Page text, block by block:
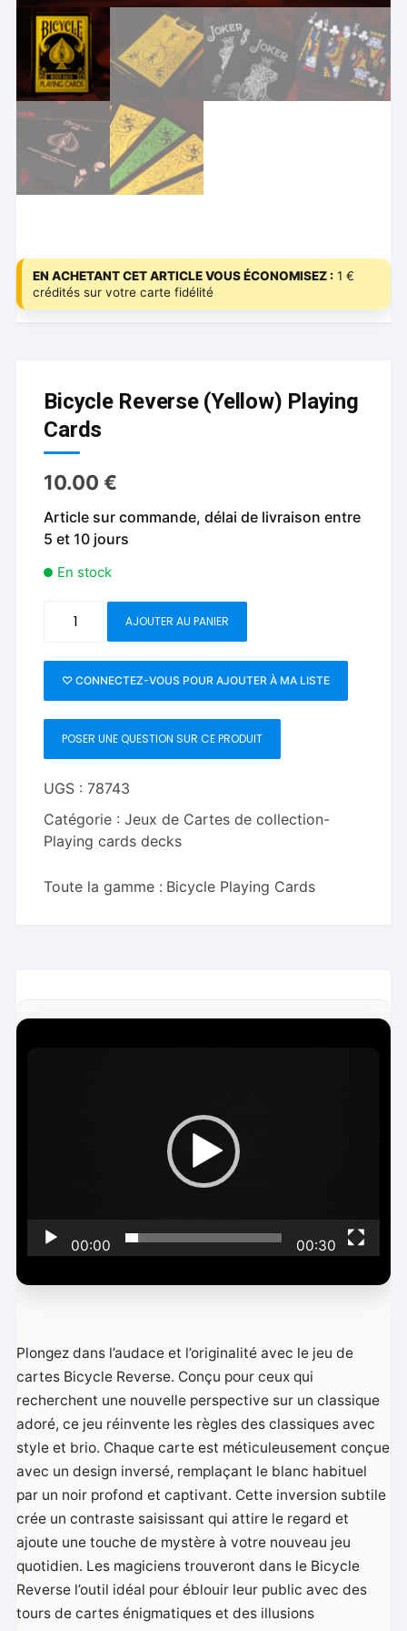
EN ACHETANT CET ARTICLE VOUS ÉCONOMISEZ : 1 €
crédités sur votre carte fidélité
Bicycle Reverse (Yellow) Playing
Cards
10.00€
Article sur commande, délai de livraison entre
5 et 10 jours
En stock
Reverse
(Yellow)
Playing
Cards
AJOUTER AU PANIER
♡ CONNECTEZ-VOUS POUR AJOUTER À MA LISTE
POSER UNE QUESTION SUR CE PRODUIT
UGS :78743
Catégorie :Jeux de Cartes de collection-
Playing cards decks
Toute la gamme : Bicycle Playing Cards
00:00 00:30
Plongez dans l’audace et l’originalité avec le jeu de
cartes Bicycle Reverse. Conçu pour ceux qui
recherchent une nouvelle perspective sur un classique
adoré, ce jeu réinvente les règles des classiques avec
style et brio. Chaque carte est méticuleusement conçue
avec un design inversé, remplaçant le blanc habituel
par un noir profond et captivant. Cette inversion subtile
crée un contraste saisissant qui attire le regard et
ajoute une touche de mystère à votre nouveau jeu
quotidien. Les magiciens trouveront dans le Bicycle
Reverse l’outil idéal pour éblouir leur public avec des
tours de cartes énigmatiques et des illusions